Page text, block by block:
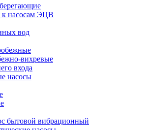
к насосам ЭЦВ
вод
вихревые
входа
насосы
бытовой вибрационный